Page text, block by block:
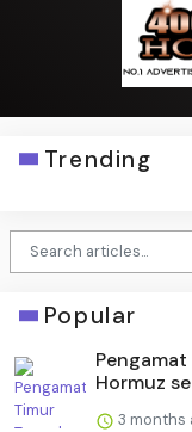
Trending
Popular
Hormuz
3 months